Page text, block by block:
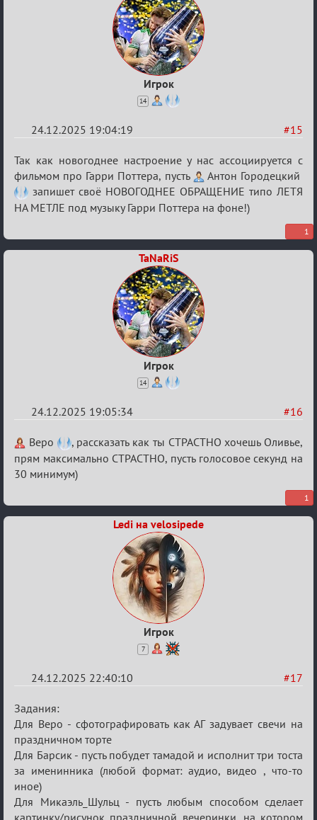
Игрок
14
#15
24.12.2025 19:04:19
Re:
Вечеринка
Так как новогоднее настроение у нас ассоциируется с
фильмом про Гарри Поттера, пусть
Антон Городецкий
запишет своё НОВОГОДНЕЕ ОБРАЩЕНИЕ типо ЛЕТЯ
НА МЕТЛЕ под музыку Гарри Поттера на фоне!)
1
TaNaRiS
Игрок
14
#16
24.12.2025 19:05:34
Re:
Вечеринка
Веро
, рассказать как ты СТРАСТНО хочешь Оливье,
прям максимально СТРАСТНО, пусть голосовое секунд на
30 минимум)
1
Ledi на velosipede
Игрок
7
#17
24.12.2025 22:40:10
Re:
Вечеринка
Задания:
Для Веро - сфотографировать как АГ задувает свечи на
праздничном торте
Для Барсик - пусть побудет тамадой и исполнит три тоста
за именинника (любой формат: аудио, видео , что-то
иное)
Для Микаэль_Шульц - пусть любым способом сделает
картинку/рисунок праздничной вечеринки, на котором